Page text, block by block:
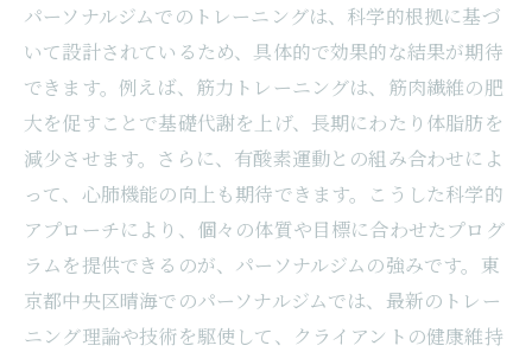
パーソナルジムでのトレーニングは、科学的根拠に基づ
いて設計されているため、具体的で効果的な結果が期待
できます。例えば、筋力トレーニングは、筋肉繊維の肥
大を促すことで基礎代謝を上げ、長期にわたり体脂肪を
減少させます。さらに、有酸素運動との組み合わせによ
って、心肺機能の向上も期待できます。こうした科学的
アプローチにより、個々の体質や目標に合わせたプログ
ラムを提供できるのが、パーソナルジムの強みです。東
京都中央区晴海でのパーソナルジムでは、最新のトレー
ニング理論や技術を駆使して、クライアントの健康維持